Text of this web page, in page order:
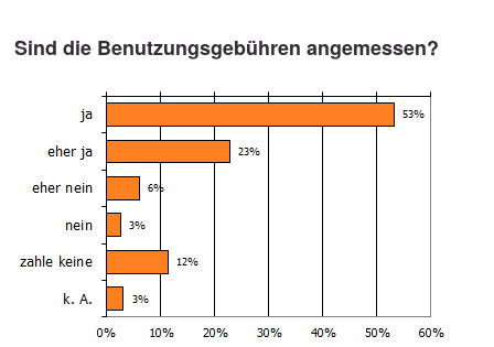
Sind die Benutzungsgebühren angemessen?